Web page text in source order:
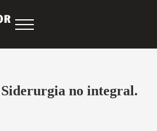
Menu
no integral.